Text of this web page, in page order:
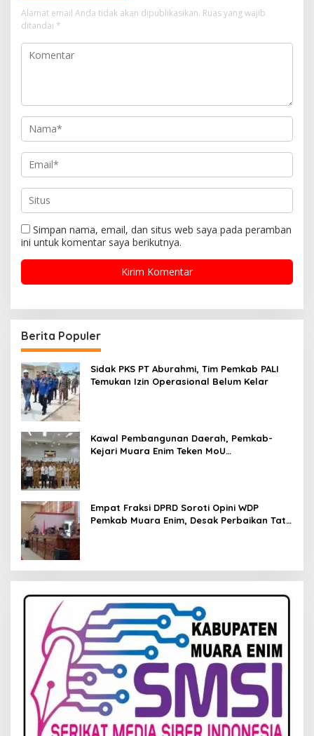
Alamat email Anda tidak akan dipublikasikan. Ruas yang wajib
ditandai *
Simpan nama, email, dan situs web saya pada peramban
ini untuk komentar saya berikutnya.
Berita Populer
Sidak PKS PT Aburahmi, Tim Pemkab PALI
Temukan Izin Operasional Belum Kelar
Kawal Pembangunan Daerah, Pemkab-
Kejari Muara Enim Teken MoU
Empat Fraksi DPRD Soroti Opini WDP
Pemkab Muara Enim, Desak Perbaikan Tata